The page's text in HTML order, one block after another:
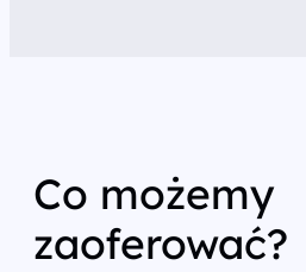
Co możemy
zaoferować?